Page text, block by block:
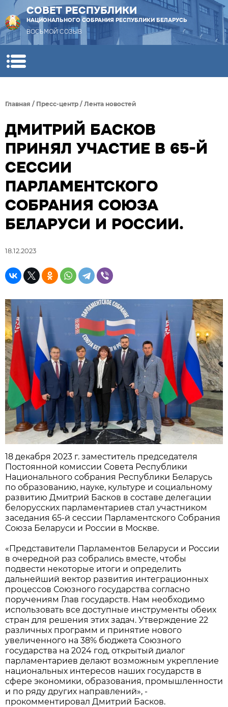
СОВЕТ РЕСПУБЛИКИ
НАЦИОНАЛЬНОГО СОБРАНИЯ РЕСПУБЛИКИ БЕЛАРУСЬ
ВОСЬМОЙ СОЗЫВ
Главная / Пресс-центр / Лента новостей
ДМИТРИЙ БАСКОВ
ПРИНЯЛ УЧАСТИЕ В 65-Й
СЕССИИ
ПАРЛАМЕНТСКОГО
СОБРАНИЯ СОЮЗА
БЕЛАРУСИ И РОССИИ.
18.12.2023
18 декабря 2023 г. заместитель председателя
Постоянной комиссии Совета Республики
Национального собрания Республики Беларусь
по образованию, науке, культуре и социальному
развитию Дмитрий Басков в составе делегации
белорусских парламентариев стал участником
заседания 65-й сессии Парламентского Собрания
Союза Беларуси и России в Москве.
«Представители Парламентов Беларуси и России
в очередной раз собрались вместе, чтобы
подвести некоторые итоги и определить
дальнейший вектор развития интеграционных
процессов Союзного государства согласно
поручениям Глав государств. Нам необходимо
использовать все доступные инструменты обеих
стран для решения этих задач. Утверждение 22
различных программ и принятие нового
увеличенного на 38% бюджета Союзного
государства на 2024 год, открытый диалог
парламентариев делают возможным укрепление
национальных интересов наших государств в
сфере экономики, образования, промышленности
и по ряду других направлений», -
прокомментировал Дмитрий Басков.